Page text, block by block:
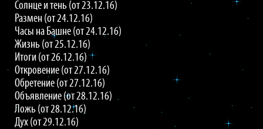
Солнце и тень (от 23.12.16)
Размен (от 24.12.16)
Часы на Башне (от 24.12.16)
Жизнь (от 25.12.16)
Итоги (от 26.12.16)
Откровение (от 27.12.16)
Обретение (от 27.12.16)
Объявление (от 28.12.16)
Ложь (от 28.12.16)
Дух (от 29.12.16)